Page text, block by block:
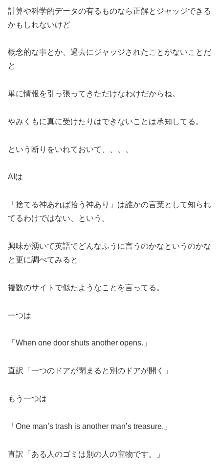
計算や科学的データの有るものなら正解とジャッジできる
かもしれないけど
概念的な事とか、過去にジャッジされたことがないことだ
と
単に情報を引っ張ってきただけなわけだからね。
やみくもに真に受けたりはできないことは承知してる。
という断りをいれておいて、、、、
AIは
「捨てる神あれば拾う神あり」は誰かの言葉として知られ
てるわけではない、という。
興味が湧いて英語でどんなふうに言うのかなというのかな
と更に調べてみると
複数のサイトで似たようなことを言ってる。
一つは
「When one door shuts another opens.」
直訳「一つのドアが閉まると別のドアが開く」
もう一つは
「One man’s trash is another man’s treasure.」
直訳「ある人のゴミは別の人の宝物です。」